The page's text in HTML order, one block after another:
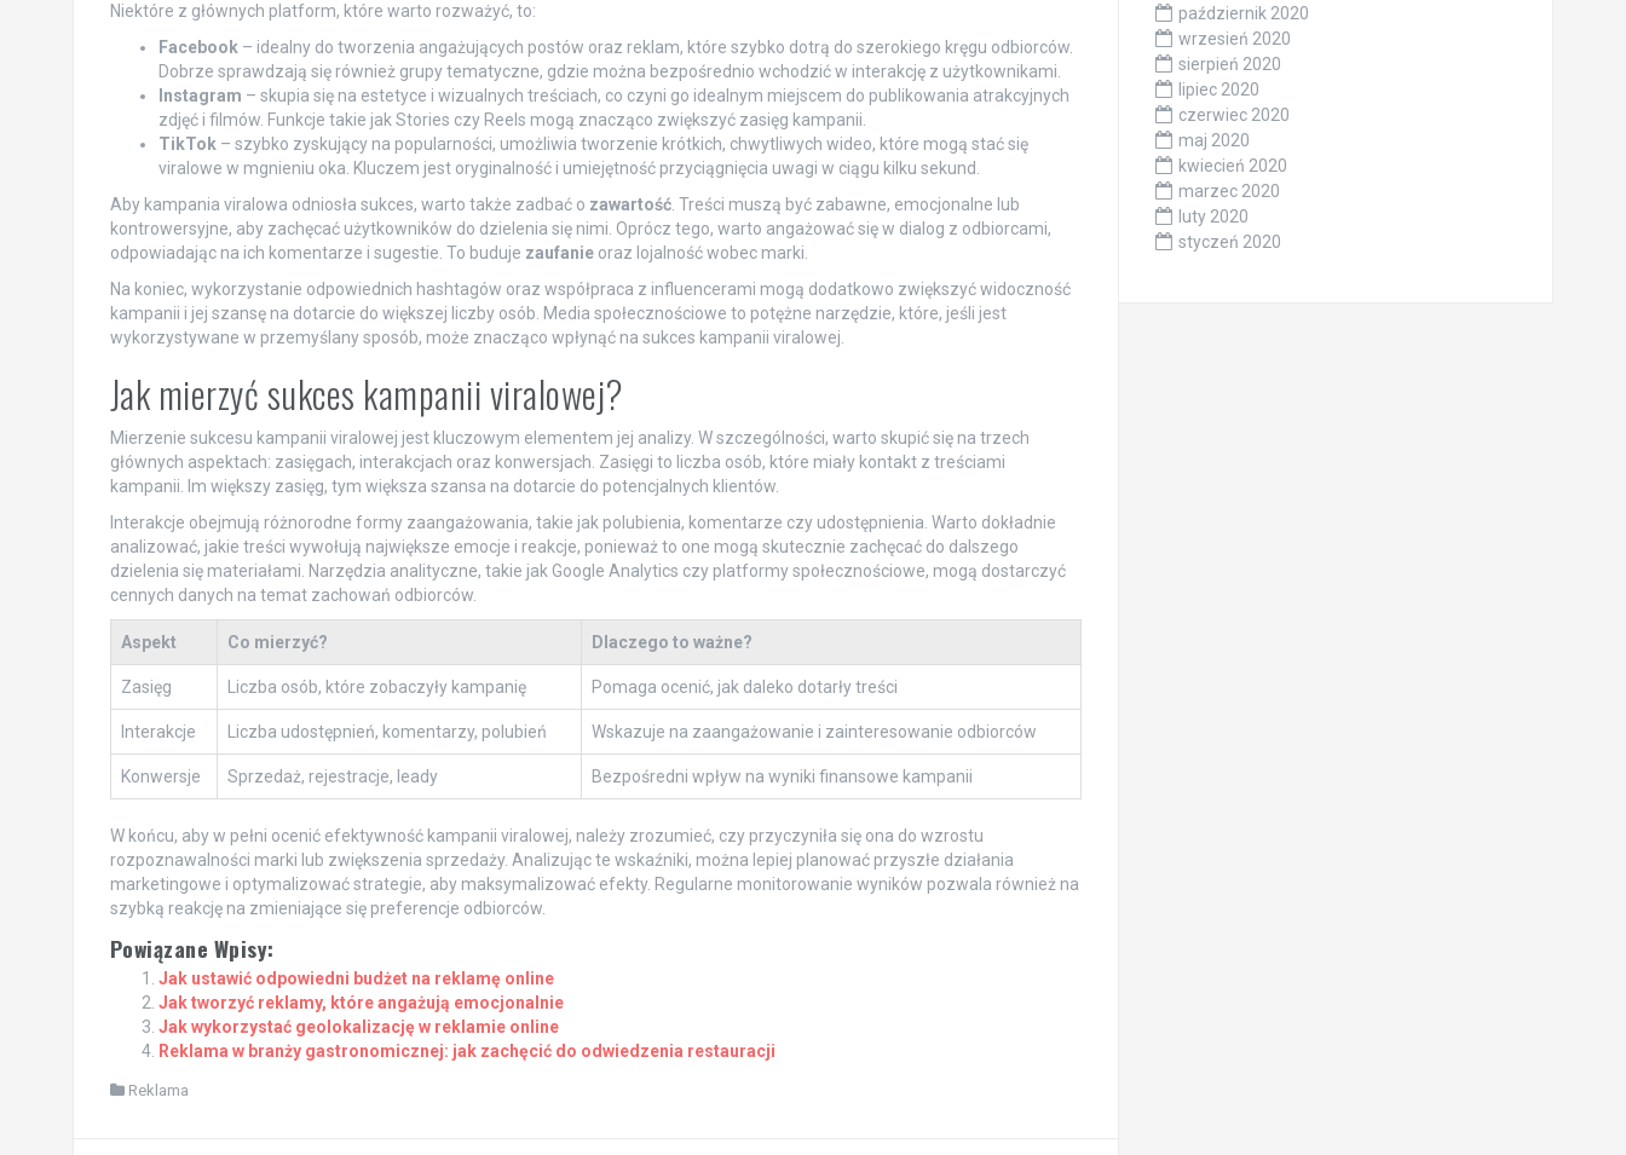
Niektóre z głównych platform, które warto rozważyć, to:
Facebook– idealny do tworzenia angażujących postów oraz reklam, które szybko dotrą do szerokiego kręgu odbiorców.
Dobrze sprawdzają się również grupy tematyczne, gdzie można bezpośrednio wchodzić w interakcję z użytkownikami.
Instagram – skupia się na estetyce i wizualnych treściach, co czyni go idealnym miejscem do publikowania atrakcyjnych
zdjęć i filmów. Funkcje takie jak Stories czy Reels mogą znacząco zwiększyć zasięg kampanii.
TikTok– szybko zyskujący na popularności, umożliwia tworzenie krótkich, chwytliwych wideo, które mogą stać się
viralowe w mgnieniu oka. Kluczem jest oryginalność i umiejętność przyciągnięcia uwagi w ciągu kilku sekund.
Aby kampania viralowa odniosła sukces, warto także zadbać o zawartość. Treści muszą być zabawne, emocjonalne lub
kontrowersyjne, aby zachęcać użytkowników do dzielenia się nimi. Oprócz tego, warto angażować się w dialog z odbiorcami,
odpowiadając na ich komentarze i sugestie. To buduje zaufanieoraz lojalność wobec marki.
Na koniec, wykorzystanie odpowiednich hashtagów oraz współpraca z influencerami mogą dodatkowo zwiększyć widoczność
kampanii i jej szansę na dotarcie do większej liczby osób. Media społecznościowe to potężne narzędzie, które, jeśli jest
wykorzystywane w przemyślany sposób, może znacząco wpłynąć na sukces kampanii viralowej.
Jak mierzyć sukces kampanii viralowej?
Mierzenie sukcesu kampanii viralowej jest kluczowym elementem jej analizy. W szczególności, warto skupić się na trzech
głównych aspektach: zasięgach, interakcjach oraz konwersjach. Zasięgi to liczba osób, które miały kontakt z treściami
kampanii. Im większy zasięg, tym większa szansa na dotarcie do potencjalnych klientów.
Interakcje obejmują różnorodne formy zaangażowania, takie jak polubienia, komentarze czy udostępnienia. Warto dokładnie
analizować, jakie treści wywołują największe emocje i reakcje, ponieważ to one mogą skutecznie zachęcać do dalszego
dzielenia się materiałami. Narzędzia analityczne, takie jak Google Analytics czy platformy społecznościowe, mogą dostarczyć
cennych danych na temat zachowań odbiorców.
Aspekt Co mierzyć? Dlaczego to ważne?
Zasięg Liczba osób, które zobaczyły kampanię Pomaga ocenić, jak daleko dotarły treści
Interakcje Liczba udostępnień, komentarzy, polubień Wskazuje na zaangażowanie i zainteresowanie odbiorców
Konwersje Sprzedaż, rejestracje, leady Bezpośredni wpływ na wyniki finansowe kampanii
W końcu, aby w pełni ocenić efektywność kampanii viralowej, należy zrozumieć, czy przyczyniła się ona do wzrostu
rozpoznawalności marki lub zwiększenia sprzedaży. Analizując te wskaźniki, można lepiej planować przyszłe działania
marketingowe i optymalizować strategie, aby maksymalizować efekty. Regularne monitorowanie wyników pozwala również na
szybką reakcję na zmieniające się preferencje odbiorców.
Powiązane Wpisy:
Jak ustawić odpowiedni budżet na reklamę online
Jak tworzyć reklamy, które angażują emocjonalnie
Jak wykorzystać geolokalizację w reklamie online
Reklama w branży gastronomicznej: jak zachęcić do odwiedzenia restauracji
Reklama
październik 2020
wrzesień 2020
sierpień 2020
lipiec 2020
czerwiec 2020
maj 2020
kwiecień 2020
marzec 2020
luty 2020
styczeń 2020